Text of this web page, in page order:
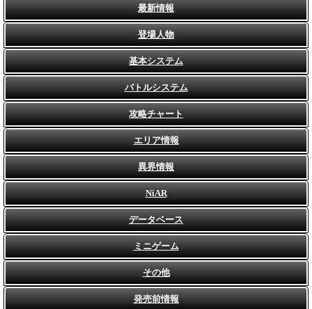
最新情報
登場人物
基本システム
バトルシステム
攻略チャート
エリア情報
異界情報
NiAR
データベース
ミニゲーム
その他
発売前情報